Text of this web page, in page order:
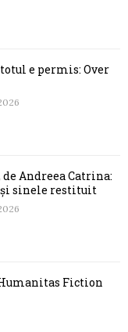
e permis: Over
Andreea Catrina:
sinele restituit
Fiction